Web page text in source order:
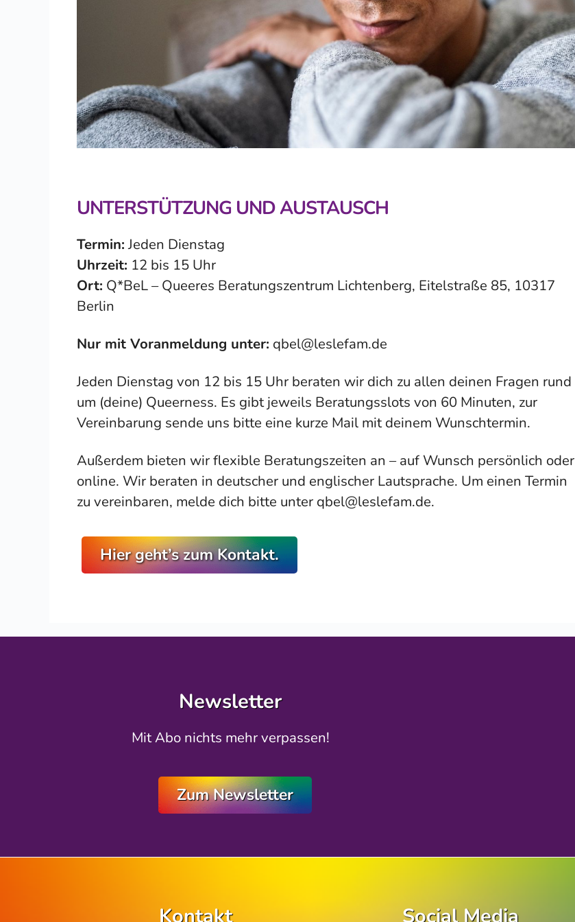
UNTERSTÜTZUNG UND AUSTAUSCH
Termin:Jeden Dienstag
Uhrzeit: 12 bis 15 Uhr
Ort: Q*BeL – Queeres Beratungszentrum Lichtenberg, Eitelstraße 85, 10317
Berlin
Nur mit Voranmeldung unter: qbel@leslefam.de
Jeden Dienstag von 12 bis 15 Uhr beraten wir dich zu allen deinen Fragen rund
um (deine) Queerness. Es gibt jeweils Beratungsslots von 60 Minuten, zur
Vereinbarung sende uns bitte eine kurze Mail mit deinem Wunschtermin.
Außerdem bieten wir flexible Beratungszeiten an – auf Wunsch persönlich oder
online. Wir beraten in deutscher und englischer Lautsprache. Um einen Termin
zu vereinbaren, melde dich bitte unter qbel@leslefam.de.
Hier geht’s zum Kontakt.
Newsletter
Mit Abo nichts mehr verpassen!
Zum Newsletter
Kontakt
Social Media